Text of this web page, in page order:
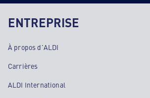
ENTREPRISE
À propos d'ALDI
Carrières
ALDI International